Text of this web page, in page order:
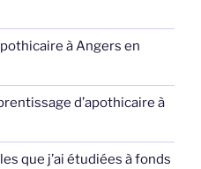
à Angers en
d’apothicaire à
que j’ai étudiées à fonds